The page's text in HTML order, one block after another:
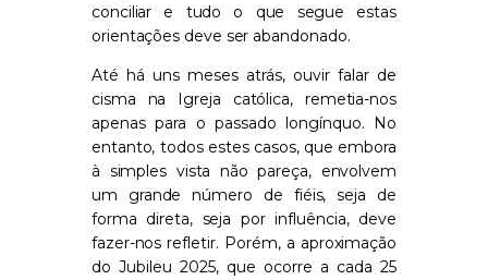
conciliar e tudo o que segue estas
orientações deve ser abandonado.
Até há uns meses atrás, ouvir falar de
cisma na Igreja católica, remetia-nos
apenas para o passado longínquo. No
entanto, todos estes casos, que embora
à simples vista não pareça, envolvem
um grande número de fiéis, seja de
forma direta, seja por influência, deve
fazer-nos refletir. Porém, a aproximação
do Jubileu 2025, que ocorre a cada 25